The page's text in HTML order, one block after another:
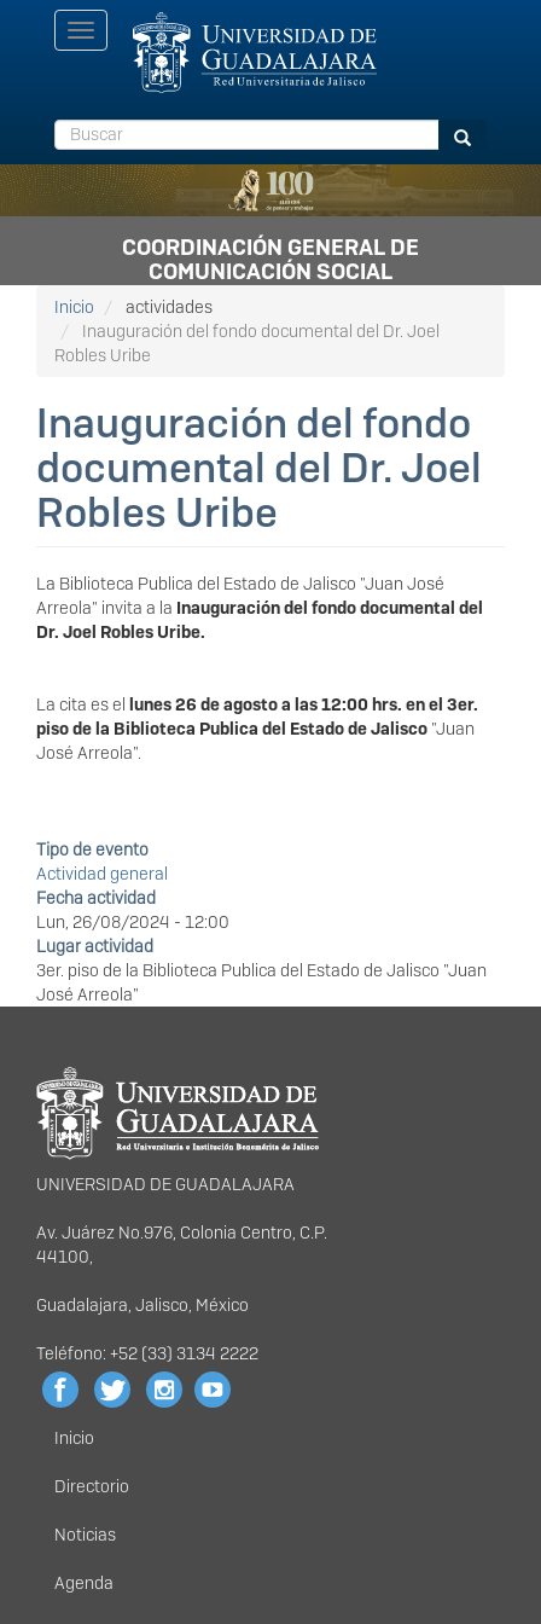
Toggle
navigation
Buscar Buscar
COORDINACIÓN GENERAL DE
COMUNICACIÓN SOCIAL
Inicio
actividades
Inauguración del fondo documental del Dr. Joel
Robles Uribe
Inauguración del fondo
documental del Dr. Joel
Robles Uribe
La Biblioteca Publica del Estado de Jalisco "Juan José
Arreola" invita a la Inauguración del fondo documental del
Dr. Joel Robles Uribe.
La cita es el lunes 26 de agosto a las 12:00 hrs. en el 3er.
piso de la Biblioteca Publica del Estado de Jalisco "Juan
José Arreola".
Tipo de evento
Actividad general
Fecha actividad
Lun, 26/08/2024 - 12:00
Lugar actividad
3er. piso de la Biblioteca Publica del Estado de Jalisco "Juan
José Arreola"
Información del
portal
UNIVERSIDAD DE GUADALAJARA
Av. Juárez No.976, Colonia Centro, C.P.
44100,
Guadalajara, Jalisco, México
Teléfono: +52 (33) 3134 2222
Menú
principal
Inicio
Directorio
Noticias
Agenda